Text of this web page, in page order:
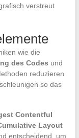
verstreut
wie die
des Codes und
reduzieren
so das
Contentful
Layout
entscheidend, um